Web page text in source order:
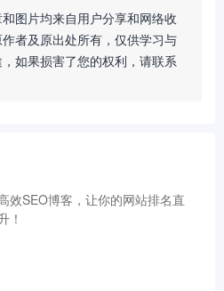
图片均来自用户分享和网络收
者及原出处所有，仅供学习与
如果损害了您的权利，请联系
效SEO博客，让你的网站排名直
！